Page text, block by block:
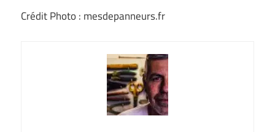
Crédit Photo : mesdepanneurs.fr